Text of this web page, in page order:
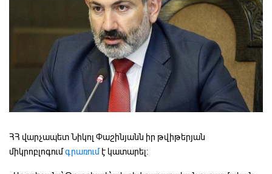
ՀՀ վարչապետ Նիկոլ Փաշինյանն իր թվիթերյան
միկրոբլոգումգրառումէ կատարել: